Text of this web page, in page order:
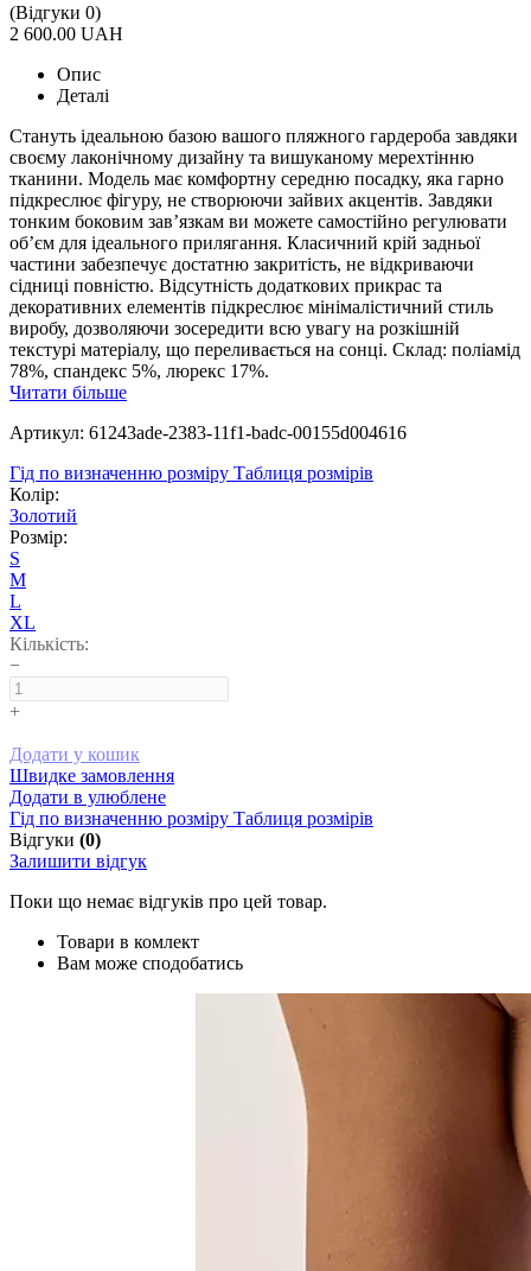
(Відгуки 0)
2 600.00 UAH
Опис
Деталі
Стануть ідеальною базою вашого пляжного гардероба завдяки
своєму лаконічному дизайну та вишуканому мерехтінню
тканини. Модель має комфортну середню посадку, яка гарно
підкреслює фігуру, не створюючи зайвих акцентів. Завдяки
тонким боковим зав’язкам ви можете самостійно регулювати
об’єм для ідеального прилягання. Класичний крій задньої
частини забезпечує достатню закритість, не відкриваючи
сідниці повністю. Відсутність додаткових прикрас та
декоративних елементів підкреслює мінімалістичний стиль
виробу, дозволяючи зосередити всю увагу на розкішній
текстурі матеріалу, що переливається на сонці. Склад: поліамід
78%, спандекс 5%, люрекс 17%.
Читати більше
Артикул: 61243ade-2383-11f1-badc-00155d004616
Гід по визначенню розміру Таблиця розмірів
Колір:
Золотий
Розмір:
S
M
L
XL
Кількість:
−
+
Додати у кошик
Швидке замовлення
Додати в улюблене
Гід по визначенню розміру Таблиця розмірів
Відгуки (0)
Залишити відгук
Поки що немає відгуків про цей товар.
Товари в комлект
Вам може сподобатись